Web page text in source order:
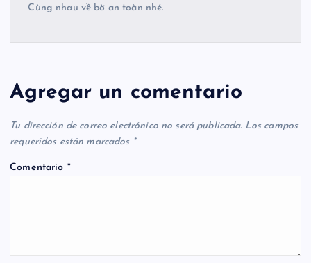
Cùng nhau về bờ an toàn nhé.
Agregar un comentario
Tu dirección de correo electrónico no será publicada. Los campos
requeridos están marcados *
Comentario *